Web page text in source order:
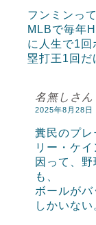
フンミンっ
MLBで毎年
に人生で1
塁打王1回だ
名無しさん
2025年8月28日
糞民のプ
リー・ケ
因って、
も、
ボールが
しかいな